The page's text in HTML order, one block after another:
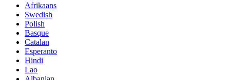
Afrikaans
Swedish
Polish
Basque
Catalan
Esperanto
Hindi
Lao